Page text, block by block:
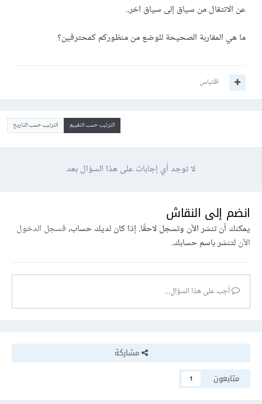
عن الاتتقال من سياق إلى سياق اخر..
ما هي المقاربة الصحيحة للوضع من منظوركم كمحترفين؟
اقتباس
الترتيب حسب التقييم الترتيب حسب التاريخ
لا توجد أي إجابات على هذا السؤال بعد
انضم إلى النقاش
يمكنك أن تنشر الآن وتسجل لاحقًا. إذا كان لديك حساب،فسجل الدخول
الآنلتنشر باسم حسابك.
أجب على هذا السؤال...
مشاركة
متابعون
1